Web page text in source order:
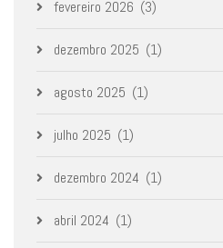
fevereiro 2026 (3)
dezembro 2025 (1)
agosto 2025 (1)
julho 2025 (1)
dezembro 2024 (1)
abril 2024 (1)